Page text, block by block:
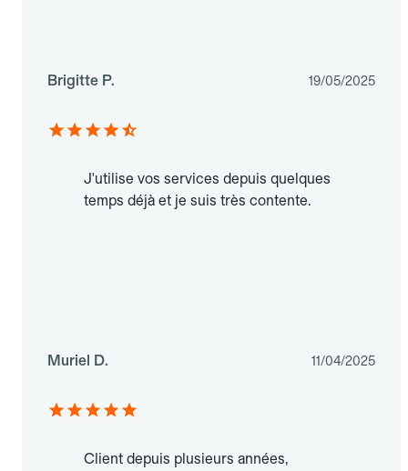
Brigitte P. 19/05/2025
J'utilise vos services depuis quelques
temps déjà et je suis très contente.
Muriel D. 11/04/2025
Client depuis plusieurs années,